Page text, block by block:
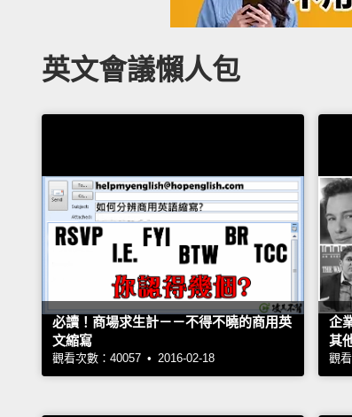
英文會議懶人包
必讀！商場求生計－－不得不曉的商用英
文縮寫
觀看次數：40057 • 2016-02-18
企
其
觀